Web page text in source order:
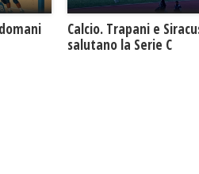
Calcio. Trapani e
salutano la Serie C